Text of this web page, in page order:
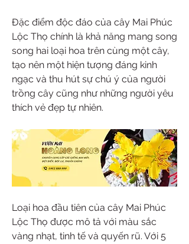
Đặc điểm độc đáo của cây Mai Phúc
Lộc Thọ chính là khả năng mang song
song hai loại hoa trên cùng một cây,
tạo nên một hiện tượng đáng kinh
ngạc và thu hút sự chú ý của người
trồng cây cũng như những người yêu
thích vẻ đẹp tự nhiên.
Loại hoa đầu tiên của cây Mai Phúc
Lộc Thọ được mô tả với màu sắc
vàng nhạt, tinh tế và quyến rũ. Với 5